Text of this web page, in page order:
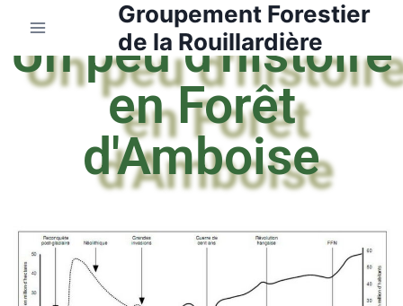
Groupement Forestier
de la Rouillardière
Un peu d'histoire
en Forêt
d'Amboise